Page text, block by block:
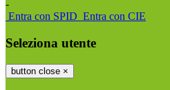
-
Entra con SPID Entra con CIE
Seleziona utente
button close ×